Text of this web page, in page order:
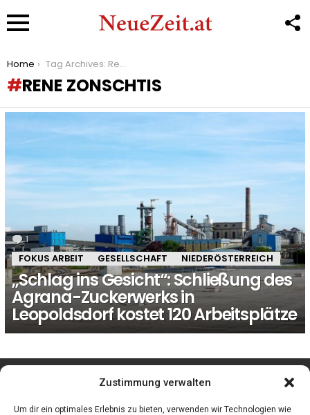
Zustimmung verwalten
Um dir ein optimales Erlebnis zu bieten, verwenden wir Technologien wie
You are here:
Home Tag Archives: Rene Zonschtis
RENE ZONSCHTIS
1 Kommentar
FOKUS ARBEIT
GESELLSCHAFT NIEDERÖSTERREICH
„Schlag ins Gesicht“: Schließung des
Agrana-Zuckerwerks in
Leopoldsdorf kostet 120 Arbeitsplätze
facebook instagram